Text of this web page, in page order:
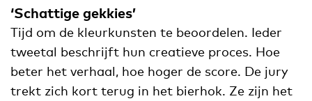
‘Schattige gekkies’
Tijd om de kleurkunsten te beoordelen. Ieder
tweetal beschrijft hun creatieve proces. Hoe
beter het verhaal, hoe hoger de score. De jury
trekt zich kort terug in het bierhok. Ze zijn het